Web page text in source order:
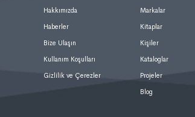
Hakkımızda
Haberler
Bize Ulaşın
Kullanım Koşulları
Gizlilik ve Çerezler
Markalar
Kitaplar
Kişiler
Kataloglar
Projeler
Blog